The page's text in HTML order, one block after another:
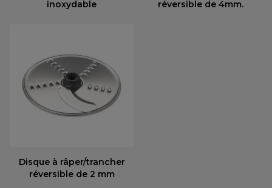
inoxydable
réversible de 4mm.
Disque à râper/trancher
réversible de 2 mm